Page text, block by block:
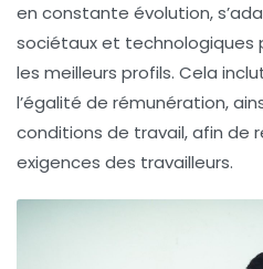
en constante évolution,
sociétaux et technologiques
les meilleurs profils. Cela
l’égalité de rémunération,
conditions de travail, afin de
exigences des travailleurs.